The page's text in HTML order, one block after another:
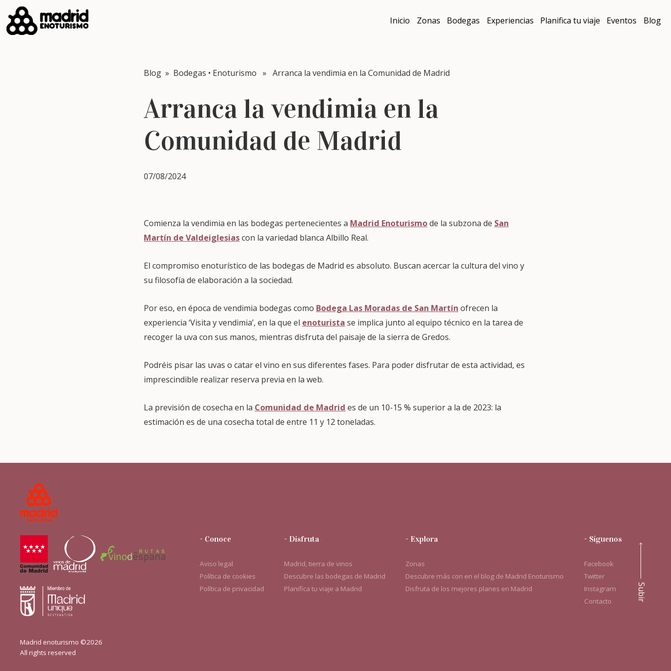
Inicio Zonas Bodegas Experiencias Planifica tu viaje Eventos Blog
Blog » Bodegas • Enoturismo » Arranca la vendimia en la Comunidad de Madrid
Arranca la vendimia en la
Comunidad de Madrid
07/08/2024
Comienza la vendimia en las bodegas pertenecientes a Madrid Enoturismode la subzona de San
Martín de Valdeiglesiascon la variedad blanca Albillo Real.
El compromiso enoturístico de las bodegas de Madrid es absoluto. Buscan acercar la cultura del vino y
su filosofía de elaboración a la sociedad.
Por eso, en época de vendimia bodegas como Bodega Las Moradas de San Martín ofrecen la
experiencia ‘Visita y vendimia’, en la que el enoturista se implica junto al equipo técnico en la tarea de
recoger la uva con sus manos, mientras disfruta del paisaje de la sierra de Gredos.
Podréis pisar las uvas o catar el vino en sus diferentes fases. Para poder disfrutar de esta actividad, es
imprescindible realizar reserva previa en la web.
La previsión de cosecha en la Comunidad de Madrid es de un 10-15 % superior a la de 2023: la
estimación es de una cosecha total de entre 11 y 12 toneladas.
Madrid enoturismo ©2026
All rights reserved
- Conoce
Aviso legal
Política de cookies
Política de privacidad
- Disfruta
Madrid, tierra de vinos
Descubre las bodegas de Madrid
Planifica tu viaje a Madrid
- Explora
Zonas
Descubre más con en el blog de Madrid Enoturismo
Disfruta de los mejores planes en Madrid
- Síguenos
Facebook
Twitter
Instagram
Contacto
Subir